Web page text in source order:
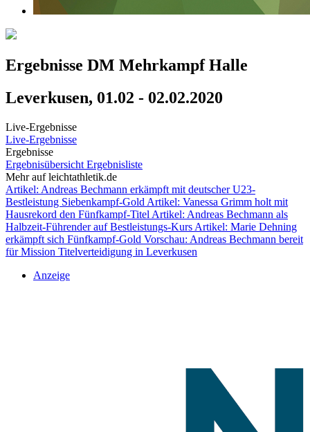
Ergebnisse DM Mehrkampf Halle
Leverkusen, 01.02 - 02.02.2020
Live-Ergebnisse
Live-Ergebnisse
Ergebnisse
Ergebnisübersicht Ergebnisliste
Mehr auf leichtathletik.de
Artikel: Andreas Bechmann erkämpft mit deutscher U23-
Bestleistung Siebenkampf-Gold Artikel: Vanessa Grimm holt mit
Hausrekord den Fünfkampf-Titel Artikel: Andreas Bechmann als
Halbzeit-Führender auf Bestleistungs-Kurs Artikel: Marie Dehning
erkämpft sich Fünfkampf-Gold Vorschau: Andreas Bechmann bereit
für Mission Titelverteidigung in Leverkusen
Anzeige